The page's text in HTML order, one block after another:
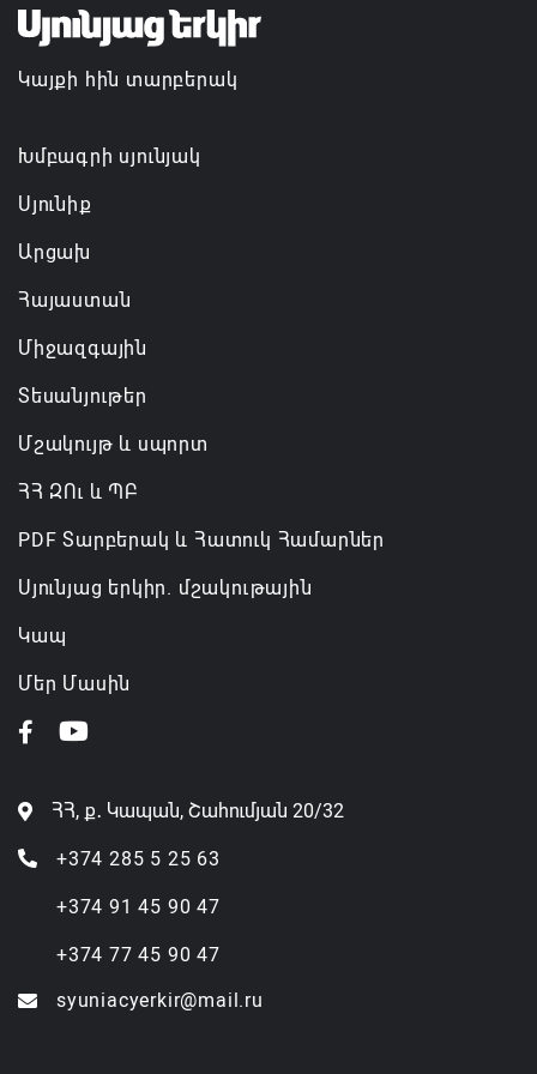
նախաձեռնությամբ ճանապարհաշինական
մեծածավալ աշխատանքներ՝ գյուղական
բնակավայրերում
Կայքի հին տարբերակ
Խմբագրի սյունյակ
Սյունիք
Արցախ
Հայաստան
Միջազգային
Տեսանյութեր
Մշակույթ և սպորտ
ՀՀ ԶՈւ և ՊԲ
PDF Տարբերակ և Հատուկ Համարներ
Սյունյաց երկիր. մշակութային
Կապ
Մեր Մասին
ՀՀ, ք․ Կապան, Շահումյան 20/32
+374 285 5 25 63
+374 91 45 90 47
+374 77 45 90 47
syuniacyerkir@mail.ru